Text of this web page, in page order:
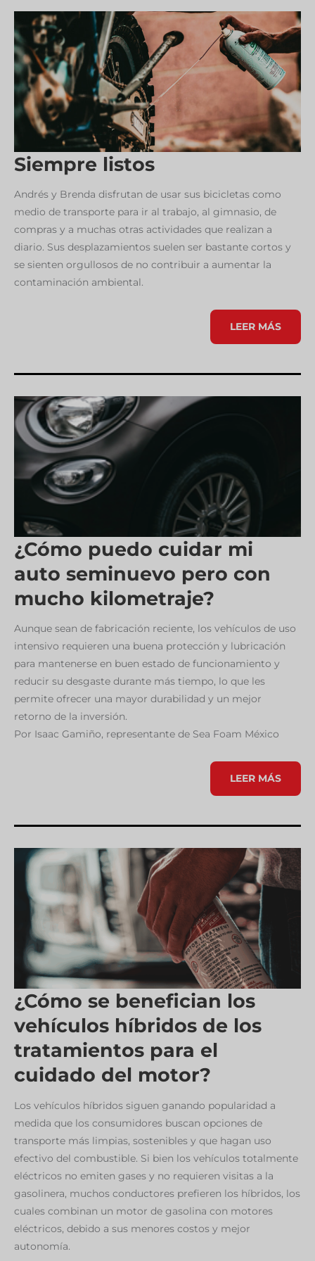
Siempre listos
Andrés y Brenda disfrutan de usar sus bicicletas como
medio de transporte para ir al trabajo, al gimnasio, de
compras y a muchas otras actividades que realizan a
diario. Sus desplazamientos suelen ser bastante cortos y
se sienten orgullosos de no contribuir a aumentar la
contaminación ambiental.
SIEMPRE
LEER MÁS
¿Cómo puedo cuidar mi
auto seminuevo pero con
mucho kilometraje?
Aunque sean de fabricación reciente, los vehículos de uso
intensivo requieren una buena protección y lubricación
para mantenerse en buen estado de funcionamiento y
reducir su desgaste durante más tiempo, lo que les
permite ofrecer una mayor durabilidad y un mejor
retorno de la inversión.
Por Isaac Gamiño, representante de Sea Foam México
¿CÓMO
CUIDAR
SEMINUEVO
MUCHO
KILOMETRAJE?
LEER MÁS
¿Cómo se benefician los
vehículos híbridos de los
tratamientos para el
cuidado del motor?
Los vehículos híbridos siguen ganando popularidad a
medida que los consumidores buscan opciones de
transporte más limpias, sostenibles y que hagan uso
efectivo del combustible. Si bien los vehículos totalmente
eléctricos no emiten gases y no requieren visitas a la
gasolinera, muchos conductores prefieren los híbridos, los
cuales combinan un motor de gasolina con motores
eléctricos, debido a sus menores costos y mejor
autonomía.